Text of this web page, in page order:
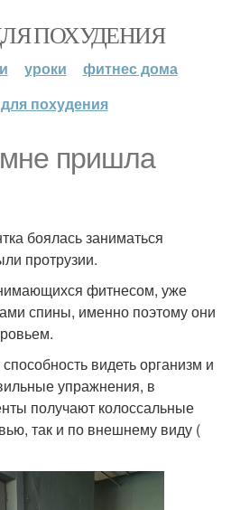
ПОХУДЕНИЯ
уроки
фитнес дома
похудения
пришла
боялась заниматься
протрузии.
фитнесом, уже
спины, именно поэтому они
видеть организм и
упражнения, в
получают колоссальные
так и по внешнему виду (